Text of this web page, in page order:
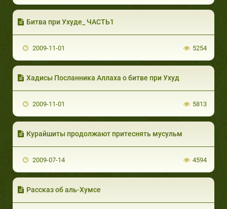
Битва при Ухуде_ ЧАСТЬ1
2009-11-01 5254
Хадисы Посланника Аллаха о битве при Ухуд
2009-11-01 5813
Курайшиты продолжают притеснять мусульм
2009-07-14 4594
Рассказ об аль-Хумсе